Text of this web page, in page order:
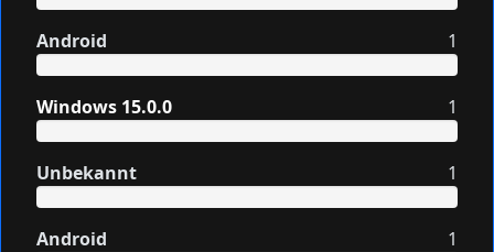
Android 1
Windows 15.0.0 1
Unbekannt 1
Android 1